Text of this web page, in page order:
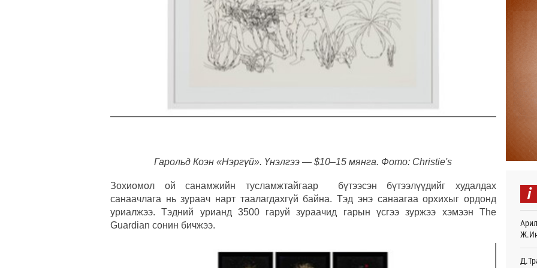
Гарольд Коэн «Нэргүй». Үнэлгээ — $10–15 мянга. Фото: Christie's
Зохиомол ой санамжийн тусламжтайгаар бүтээсэн бүтээлүүдийг худалдах
санаачлага нь зураач нарт таалагдахгүй байна. Тэд энэ санаагаа орхихыг ордонд
уриалжээ. Тэдний урианд 3500 гаруй зураачид гарын үсгээ зуржээ хэмээн The
Guardian сонин бичжээ.
Энэ
i